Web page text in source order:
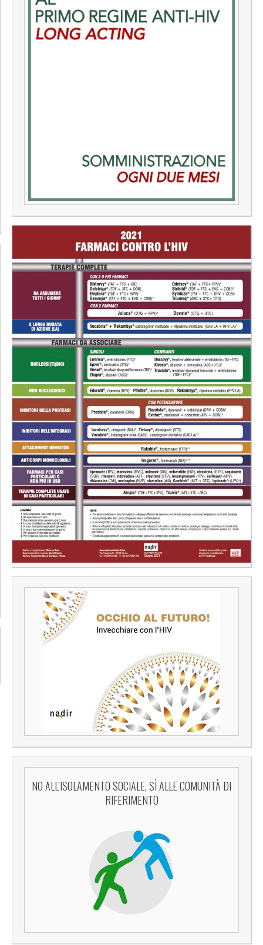
NO ALL’ISOLAMENTO SOCIALE, SÌ ALLE COMUNITÀ DI
RIFERIMENTO